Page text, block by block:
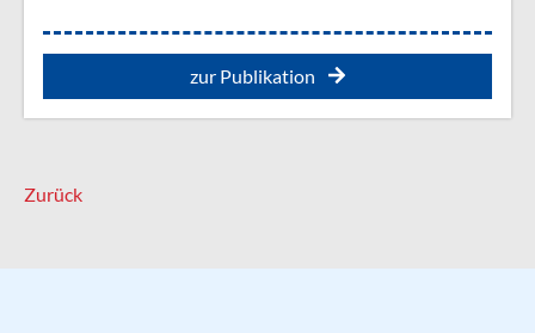
zur Publikation
Zurück